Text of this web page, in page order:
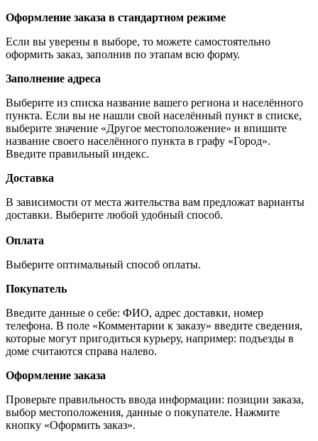
Оформление заказа в стандартном режиме
Если вы уверены в выборе, то можете самостоятельно
оформить заказ, заполнив по этапам всю форму.
Заполнение адреса
Выберите из списка название вашего региона и населённого
пункта. Если вы не нашли свой населённый пункт в списке,
выберите значение «Другое местоположение» и впишите
название своего населённого пункта в графу «Город».
Введите правильный индекс.
Доставка
В зависимости от места жительства вам предложат варианты
доставки. Выберите любой удобный способ.
Оплата
Выберите оптимальный способ оплаты.
Покупатель
Введите данные о себе: ФИО, адрес доставки, номер
телефона. В поле «Комментарии к заказу» введите сведения,
которые могут пригодиться курьеру, например: подъезды в
доме считаются справа налево.
Оформление заказа
Проверьте правильность ввода информации: позиции заказа,
выбор местоположения, данные о покупателе. Нажмите
кнопку «Оформить заказ».